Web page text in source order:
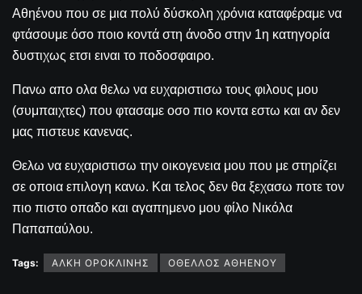
Αθηένου που σε μια πολύ δύσκολη χρόνια καταφέραμε να
φτάσουμε όσο ποιο κοντά στη άνοδο στην 1η κατηγορία
δυστιχως ετσι ειναι το ποδοσφαιρο.
Πανω απο ολα θελω να ευχαριστισω τους φιλους μου
(συμπαιχτες) που φτασαμε οσο πιο κοντα εστω και αν δεν
μας πιστευε κανενας.
Θελω να ευχαριστισω την οικογενεια μου που με στηρίζει
σε οποια επιλογη κανω. Και τελος δεν θα ξεχασω ποτε τον
πιο πιστο οπαδο και αγαπημενο μου φίλο Νικόλα
Παπαπαύλου.
Tags: ΑΛΚΗ ΟΡΟΚΛΙΝΗΣ ΟΘΕΛΛΟΣ ΑΘΗΕΝΟΥ